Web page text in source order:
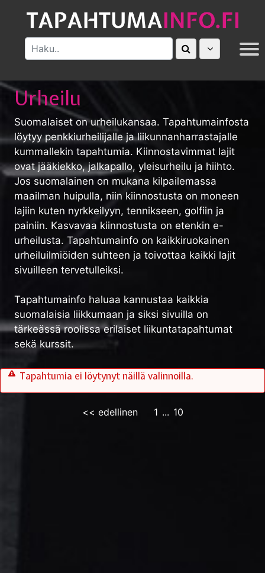
MUUT
Urheilu
Suomalaiset on urheilukansaa. Tapahtumainfosta
löytyy penkkiurheilijalle ja liikunnanharrastajalle
kummallekin tapahtumia. Kiinnostavimmat lajit
ovat jääkiekko, jalkapallo, yleisurheilu ja hiihto.
Jos suomalainen on mukana kilpailemassa
maailman huipulla, niin kiinnostusta on moneen
lajiin kuten nyrkkeilyyn, tennikseen, golfiin ja
painiin. Kasvavaa kiinnostusta on etenkin e-
urheilusta. Tapahtumainfo on kaikkiruokainen
urheiluilmiöiden suhteen ja toivottaa kaikki lajit
sivuilleen tervetulleiksi.
Tapahtumainfo haluaa kannustaa kaikkia
suomalaisia liikkumaan ja siksi sivuilla on
tärkeässä roolissa erilaiset liikuntatapahtumat
sekä kurssit.
Tapahtumia ei löytynyt näillä valinnoilla.
<< edellinen 1 ... 10